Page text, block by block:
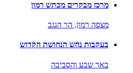
מרכז מבקרים מכתש רמון
מצפה רמון, הר הנגב
בעקבות נחש הנחושת הקדוש
באר שבע והסביבה